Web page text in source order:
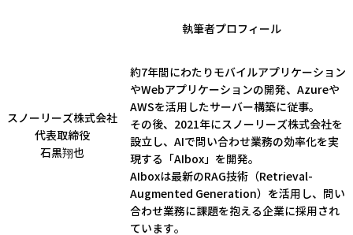
スノーリーズ株式会社​
代表取締役
石黒翔也
​執筆者プロフィール
約7年間にわたりモバイルアプリケーション
やWebアプリケーションの開発、Azureや
AWSを活用したサーバー構築に従事。
その後、2021年にスノーリーズ株式会社を
設立し、AIで問い合わせ業務の効率化を実
現する「AIbox」を開発。
AIboxは最新のRAG技術（Retrieval-
Augmented Generation）を活用し、問い
合わせ業務に課題を抱える企業に採用され
ています。